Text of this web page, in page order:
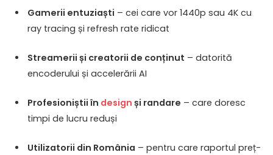
Gamerii entuziaști – cei care vor 1440p sau 4K cu
ray tracing și refresh rate ridicat
Streamerii și creatorii de conținut – datorită
encoderului și accelerării AI
Profesioniștii în design și randare – care doresc
timpi de lucru reduși
Utilizatorii din România – pentru care raportul preț-